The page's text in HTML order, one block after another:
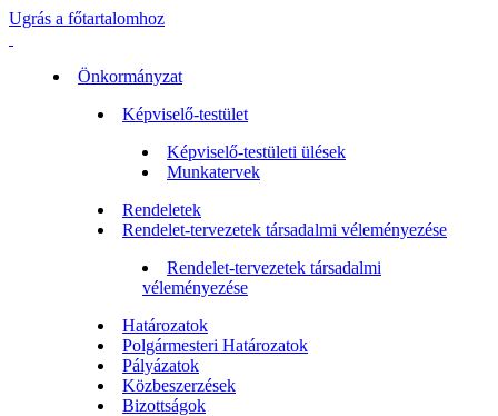
Ugrás a főtartalomhoz
Önkormányzat
Képviselő-testület
Képviselő-testületi ülések
Munkatervek
Rendeletek
Rendelet-tervezetek társadalmi véleményezése
Rendelet-tervezetek társadalmi
véleményezése
Határozatok
Polgármesteri Határozatok
Pályázatok
Közbeszerzések
Bizottságok